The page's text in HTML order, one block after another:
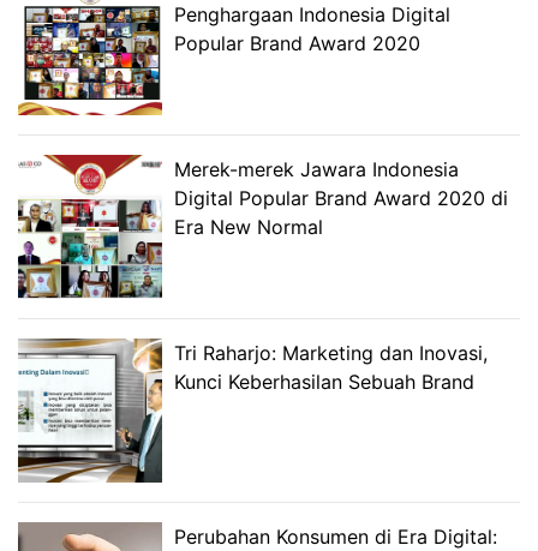
Penghargaan Indonesia Digital
Popular Brand Award 2020
Merek-merek Jawara Indonesia
Digital Popular Brand Award 2020 di
Era New Normal
Tri Raharjo: Marketing dan Inovasi,
Kunci Keberhasilan Sebuah Brand
Perubahan Konsumen di Era Digital: